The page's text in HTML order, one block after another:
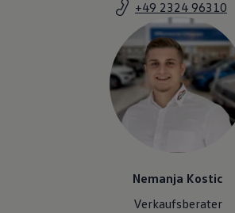
Lifestyle
Transport
Familie
Elektromobilität
Volkswagen R
Pannen- und Unfallhilfe
Volkswagen Kundenbetreuung
+49 2324 96310
Nemanja Kostic
Verkaufsberater